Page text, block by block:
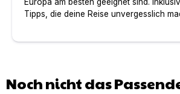
Tipps, die deine Reise unvergesslich
Noch nicht das